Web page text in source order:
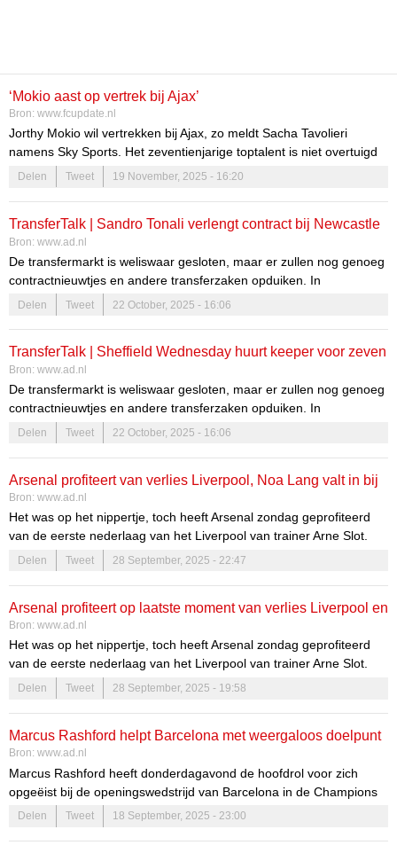
‘Mokio aast op vertrek bij Ajax’
Bron: www.fcupdate.nl
Jorthy Mokio wil vertrekken bij Ajax, zo meldt Sacha Tavolieri
namens Sky Sports. Het zeventienjarige toptalent is niet overtuigd
van het sportieve plan van de Amsterdammers. Onder meer
Manchester United en Newcastle United houden de situatie in de
Delen Tweet 19 November, 2025 - 16:20
TransferTalk | Sandro Tonali verlengt contract bij Newcastle
United, Bayern wil sterspeler langer binden
Bron: www.ad.nl
De transfermarkt is weliswaar gesloten, maar er zullen nog genoeg
contractnieuwtjes en andere transferzaken opduiken. In
TransferTalk blijf je op de hoogte!
Delen Tweet 22 October, 2025 - 16:06
TransferTalk | Sheffield Wednesday huurt keeper voor zeven
dagen, Sandro Tonali verlengt contract bij Newcastle United
Bron: www.ad.nl
De transfermarkt is weliswaar gesloten, maar er zullen nog genoeg
contractnieuwtjes en andere transferzaken opduiken. In
TransferTalk blijf je op de hoogte!
Delen Tweet 22 October, 2025 - 16:06
Arsenal profiteert van verlies Liverpool, Noa Lang valt in bij
verliezend Napoli
Bron: www.ad.nl
Het was op het nippertje, toch heeft Arsenal zondag geprofiteerd
van de eerste nederlaag van het Liverpool van trainer Arne Slot.
The Gunners kwamen uit bij Newcastle United in de slotfase terug
van een achterstand en wonnen met 1-2. Daardoor staat de club
Delen Tweet 28 September, 2025 - 22:47
Arsenal profiteert op laatste moment van verlies Liverpool en
Arne Slot
Bron: www.ad.nl
Het was op het nippertje, toch heeft Arsenal zondag geprofiteerd
van de eerste nederlaag van het Liverpool van trainer Arne Slot.
The Gunners kwamen uit bij Newcastle United in de slotfase terug
van een achterstand en wonnen met 1-2. Daardoor staat de club
Delen Tweet 28 September, 2025 - 19:58
Marcus Rashford helpt Barcelona met weergaloos doelpunt
aan zege bij Newcastle
Bron: www.ad.nl
Marcus Rashford heeft donderdagavond de hoofdrol voor zich
opgeëist bij de openingswedstrijd van Barcelona in de Champions
League. Dankzij twee doelpunten van de door Manchester United
verhuurde aanvaller werd met 1-2 gewonnen van Newcastle
Delen Tweet 18 September, 2025 - 23:00